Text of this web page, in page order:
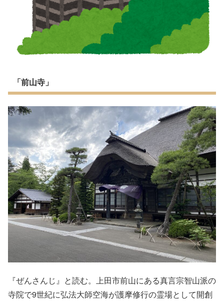
「前山寺」
『ぜんさんじ』と読む。上田市前山にある真言宗智山派の
寺院で9世紀に弘法大師空海が護摩修行の霊場として開創